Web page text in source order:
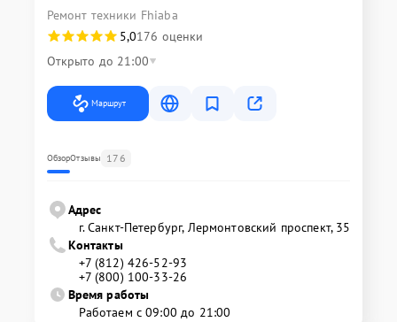
Ремонт техники Fhiaba
5,0176 оценки
Открыто до 21:00
Маршрут
ОбзорОтзывы 176
Адрес
г. Санкт-Петербург, Лермонтовский проспект, 35
Контакты
+7 (812) 426-52-93
+7 (800) 100-33-26
Время работы
Работаем с 09:00 до 21:00